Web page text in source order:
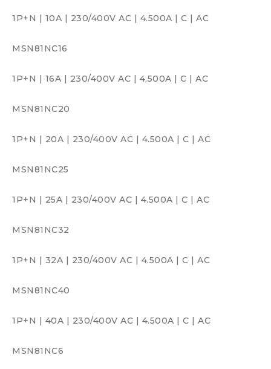
1P+N | 10A | 230/400V AC | 4.500A | C | AC
MSN81NC16
1P+N | 16A | 230/400V AC | 4.500A | C | AC
MSN81NC20
1P+N | 20A | 230/400V AC | 4.500A | C | AC
MSN81NC25
1P+N | 25A | 230/400V AC | 4.500A | C | AC
MSN81NC32
1P+N | 32A | 230/400V AC | 4.500A | C | AC
MSN81NC40
1P+N | 40A | 230/400V AC | 4.500A | C | AC
MSN81NC6